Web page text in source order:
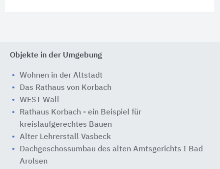
Objekte in der Umgebung
Wohnen in der Altstadt
Das Rathaus von Korbach
WEST Wall
Rathaus Korbach - ein Beispiel für
kreislaufgerechtes Bauen
Alter Lehrerstall Vasbeck
Dachgeschossumbau des alten Amtsgerichts I Bad
Arolsen